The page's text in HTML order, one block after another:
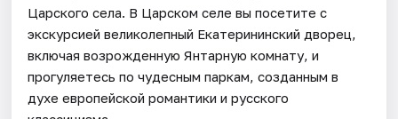
Царского села. В Царском селе вы посетите с
экскурсией великолепный Екатерининский дворец,
включая возрожденную Янтарную комнату, и
прогуляетесь по чудесным паркам, созданным в
духе европейской романтики и русского